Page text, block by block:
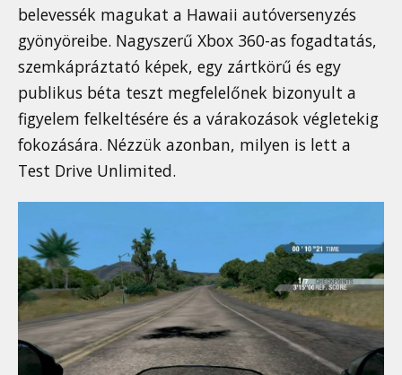
belevessék magukat a Hawaii autóversenyzés
gyönyöreibe. Nagyszerű Xbox 360-as fogadtatás,
szemkápráztató képek, egy zártkörű és egy
publikus béta teszt megfelelőnek bizonyult a
figyelem felkeltésére és a várakozások végletekig
fokozására. Nézzük azonban, milyen is lett a
Test Drive Unlimited.